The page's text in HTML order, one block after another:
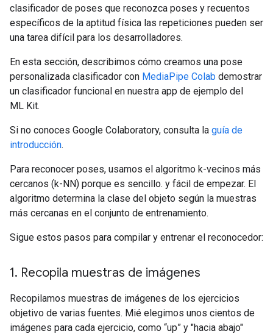
clasificador de poses que reconozca poses y recuentos
específicos de la aptitud física las repeticiones pueden ser
una tarea difícil para los desarrolladores.
En esta sección, describimos cómo creamos una pose
personalizada clasificador con MediaPipe Colab demostrar
un clasificador funcional en nuestra app de ejemplo del
ML Kit.
Si no conoces Google Colaboratory, consulta la guía de
introducción.
Para reconocer poses, usamos el algoritmo k-vecinos más
cercanos (k-NN) porque es sencillo. y fácil de empezar. El
algoritmo determina la clase del objeto según la muestras
más cercanas en el conjunto de entrenamiento.
Sigue estos pasos para compilar y entrenar el reconocedor:
1. Recopila muestras de imágenes
Recopilamos muestras de imágenes de los ejercicios
objetivo de varias fuentes. Mié elegimos unos cientos de
imágenes para cada ejercicio, como “up” y "hacia abajo"